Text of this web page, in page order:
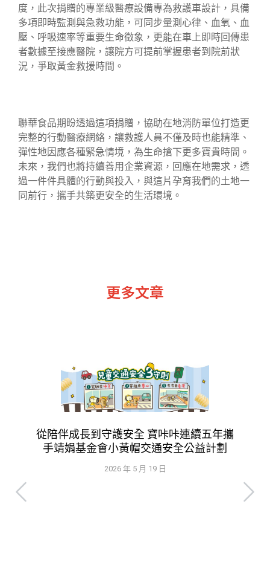
度，此次捐贈的專業級醫療設備專為救護車設計，具備
多項即時監測與急救功能，可同步量測心律、血氧、血
壓、呼吸速率等重要生命徵象，更能在車上即時回傳患
者數據至接應醫院，讓院方可提前掌握患者到院前狀
況，爭取黃金救援時間。
聯華食品期盼透過這項捐贈，協助在地消防單位打造更
完整的行動醫療網絡，讓救護人員不僅及時也能精準、
彈性地因應各種緊急情境，為生命搶下更多寶貴時間。
未來，我們也將持續善用企業資源，回應在地需求，透
過一件件具體的行動與投入，與這片孕育我們的土地一
同前行，攜手共築更安全的生活環境。
更多文章
從陪伴成長到守護安全 寶咔咔連續五年攜
手靖娟基金會小黃帽交通安全公益計劃
2026 年 5 月 19 日